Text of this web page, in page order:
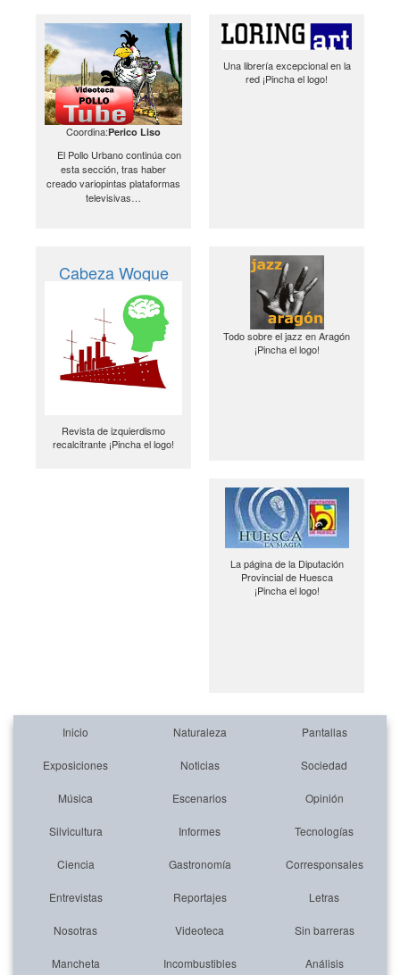
Coordina:Perico Liso
El Pollo Urbano continúa con
esta sección, tras haber
creado variopintas plataformas
televisivas…
Una librería excepcional en la
red ¡Pincha el logo!
Cabeza Woque
Revista de izquierdismo
recalcitrante ¡Pincha el logo!
Todo sobre el jazz en Aragón
¡Pincha el logo!
La página de la Diputación
Provincial de Huesca
¡Pincha el logo!
Inicio Naturaleza Pantallas
Exposiciones Noticias Sociedad
Música Escenarios Opinión
Silvicultura Informes Tecnologías
Ciencia Gastronomía Corresponsales
Entrevistas Reportajes Letras
Nosotras Videoteca Sin barreras
Mancheta Incombustibles Análisis